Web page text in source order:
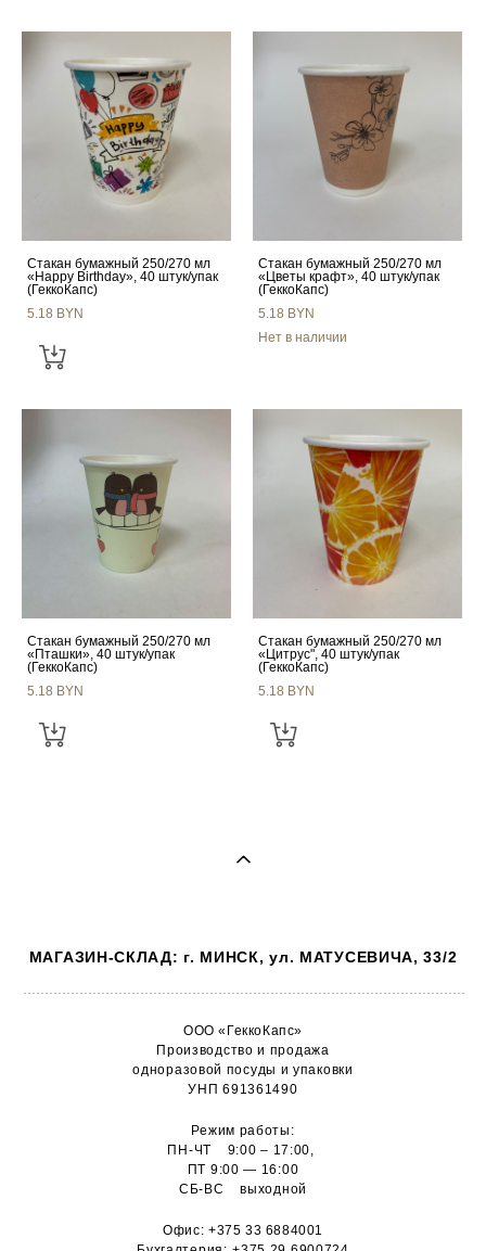
Стакан бумажный 250/270 мл
«Happy Birthday», 40 штук/упак
(ГеккоКапс)
5.18 BYN
Стакан бумажный 250/270 мл
«Цветы крафт», 40 штук/упак
(ГеккоКапс)
5.18 BYN
Нет в наличии
Стакан бумажный 250/270 мл
«Пташки», 40 штук/упак
(ГеккоКапс)
5.18 BYN
Стакан бумажный 250/270 мл
«Цитрус", 40 штук/упак
(ГеккоКапс)
5.18 BYN
МАГАЗИН-СКЛАД: г. МИНСК, ул. МАТУСЕВИЧА, 33/2
ООО «ГеккоКапс»
Производство и продажа
одноразовой посуды и упаковки
УНП 691361490
Режим работы:
ПН-ЧТ 9:00 – 17:00,
ПТ 9:00 — 16:00
СБ-ВС выходной
Офис:+375 33 6884001